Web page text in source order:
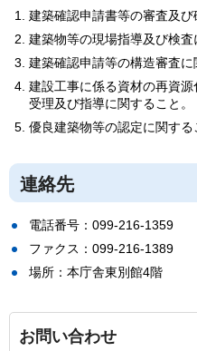
建築確認申請書等の審査及び
建築物等の現場指導及び検査
建築確認申請等の構造審査に
建設工事に係る資材の再資
受理及び指導に関すること。
優良建築物等の認定に関する
連絡先
電話番号：099-216-1359
ファクス：099-216-1389
場所：本庁舎東別館4階
お問い合わせ